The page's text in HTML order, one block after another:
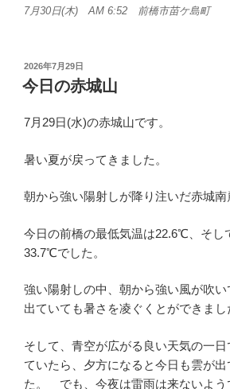
7月30日(木) AM 6:52 前橋市苗ケ島町
投
稿
日:
2026年7月29日
今日の赤城山
7月29日(水)の赤城山です。
暑い夏が戻ってきました。
朝から強い陽射しが降り注いだ赤城南
今日の前橋の最低気温は22.6℃、そし
33.7℃でした。
強い陽射しの中、朝から強い風が吹
出ていても暑さを凌ぐくとができまし
そして、青空が広がる良い天気の一
ていたら、夕方になると今日も雲が
た。 でも、今夜は雷雨は来ないよう